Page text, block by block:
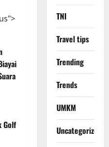
Golf
TNI
Travel tips
Trending
Trends
UMKM
Uncategorized